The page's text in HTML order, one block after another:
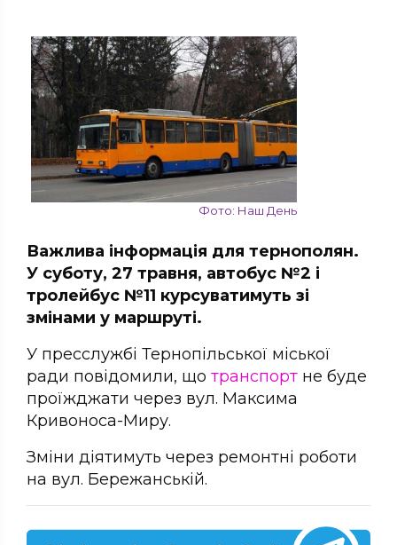
Фото: Наш День
Важлива інформація для тернополян.
У суботу, 27 травня, автобус №2 і
тролейбус №11 курсуватимуть зі
змінами у маршруті.
У пресслужбі Тернопільської міської
ради повідомили, що транспорт не буде
проїжджати через вул. Максима
Кривоноса-Миру.
Зміни діятимуть через ремонтні роботи
на вул. Бережанській.